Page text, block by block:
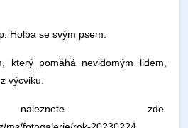
Holba se svým psem.
který pomáhá nevidomým lidem,
výcviku.
naleznete zde